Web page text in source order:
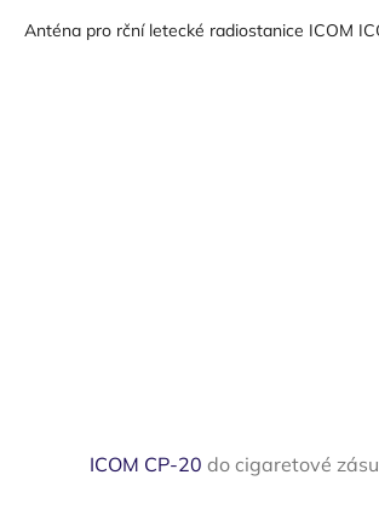
z
Anténa pro rční letecké radiostanice ICOM
ICOM CP-20 do cigaretové